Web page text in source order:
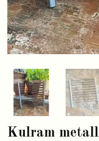
Kulram metall